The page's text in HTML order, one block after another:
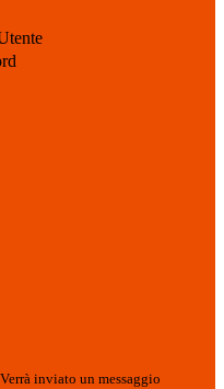
Verrà inviato un messaggio